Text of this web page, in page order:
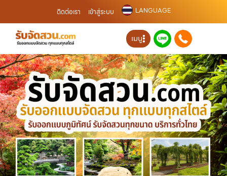
ติดต่อเรา เข้าสู่ระบบ LANGUAGE
เมนู